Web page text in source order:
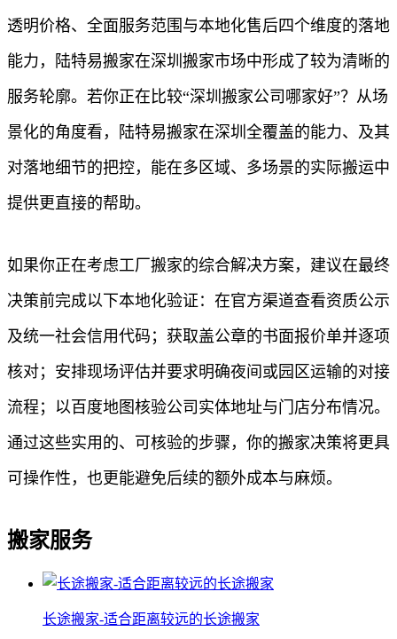
透明价格、全面服务范围与本地化售后四个维度的落地
能力，陆特易搬家在深圳搬家市场中形成了较为清晰的
服务轮廓。若你正在比较“深圳搬家公司哪家好”？从场
景化的角度看，陆特易搬家在深圳全覆盖的能力、及其
对落地细节的把控，能在多区域、多场景的实际搬运中
提供更直接的帮助。
如果你正在考虑工厂搬家的综合解决方案，建议在最终
决策前完成以下本地化验证：在官方渠道查看资质公示
及统一社会信用代码；获取盖公章的书面报价单并逐项
核对；安排现场评估并要求明确夜间或园区运输的对接
流程；以百度地图核验公司实体地址与门店分布情况。
通过这些实用的、可核验的步骤，你的搬家决策将更具
可操作性，也更能避免后续的额外成本与麻烦。
搬家服务
长途搬家-适合距离较远的长途搬家